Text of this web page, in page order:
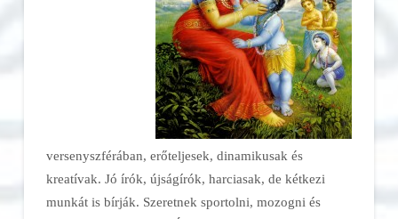
versenyszférában, erőteljesek, dinamikusak és
kreatívak. Jó írók, újságírók, harciasak, de kétkezi
munkát is bírják. Szeretnek sportolni, mozogni és